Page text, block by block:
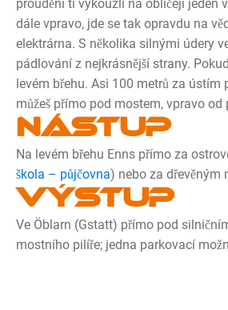
proudění ti vykouzlí na obličeji jeden
dále vpravo, jde se tak opravdu na
elektrárna. S několika silnými údery
pádlování z nejkrásnější strany.
levém břehu. Asi 100 metrů za
můžeš přímo pod mostem, vpravo od
Nástup
Na levém břehu Enns přímo za
škola – půjčovna) nebo za dřevěným
Výstup
Ve Öblarn (Gstatt) přímo pod
mostního pilíře; jedna parkovací